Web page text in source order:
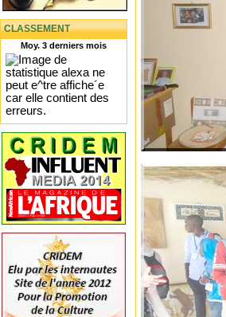
CLASSEMENT
Moy. 3 derniers mois